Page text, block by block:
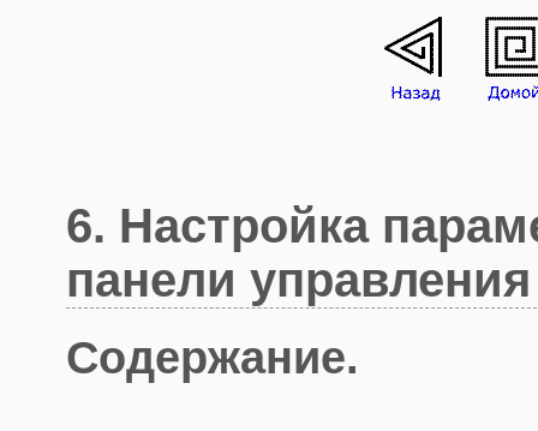
6. Настройка
панели
Содержание.